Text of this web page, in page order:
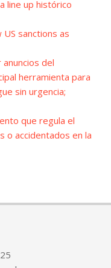
line up histórico
sanctions as
del
herramienta para
sin urgencia;
que regula el
o accidentados en la